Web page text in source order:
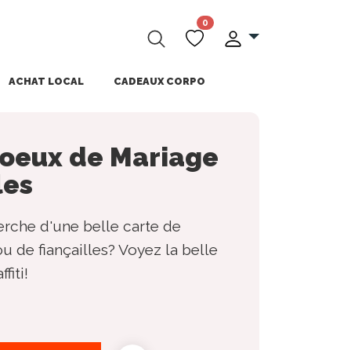
0
ACHAT LOCAL CADEAUX CORPO
de Mariage
d'une belle carte de
de fiançailles? Voyez la belle